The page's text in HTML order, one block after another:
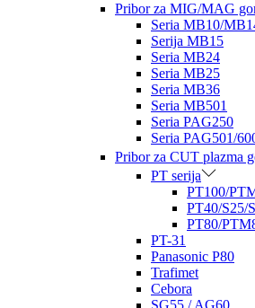
Pribor za MIG/MAG
Seria MB10/
Serija MB15
Seria MB24
Seria MB25
Seria MB36
Seria MB501
Seria PAG250
Seria PAG501/
Pribor za CUT plazma
PT serija
PT100/
PT40/S25/
PT80/
PT-31
Panasonic P80
Trafimet
Cebora
SG55 / AG60